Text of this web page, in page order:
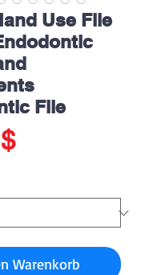
Use File
File
Preis
Warenkorb